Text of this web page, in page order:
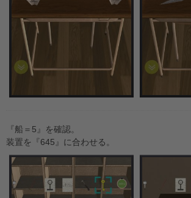
『船＝5』を確認。
装置を『645』に合わせる。